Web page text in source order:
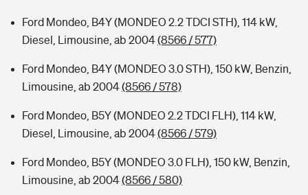
Ford Mondeo, B4Y (MONDEO 2.2 TDCI STH), 114 kW,
Diesel, Limousine, ab 2004(8566 / 577)
Ford Mondeo, B4Y (MONDEO 3.0 STH), 150 kW, Benzin,
Limousine, ab 2004(8566 / 578)
Ford Mondeo, B5Y (MONDEO 2.2 TDCI FLH), 114 kW,
Diesel, Limousine, ab 2004(8566 / 579)
Ford Mondeo, B5Y (MONDEO 3.0 FLH), 150 kW, Benzin,
Limousine, ab 2004(8566 / 580)